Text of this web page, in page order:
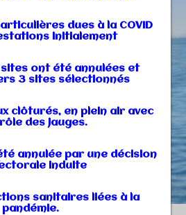
dues à la COVID
initialement
ont été annulées et
3 sites sélectionnés
clôturés, en plein air avec
des jauges.
annulée par une décision
induite
sanitaires
liées à la
pandémie.